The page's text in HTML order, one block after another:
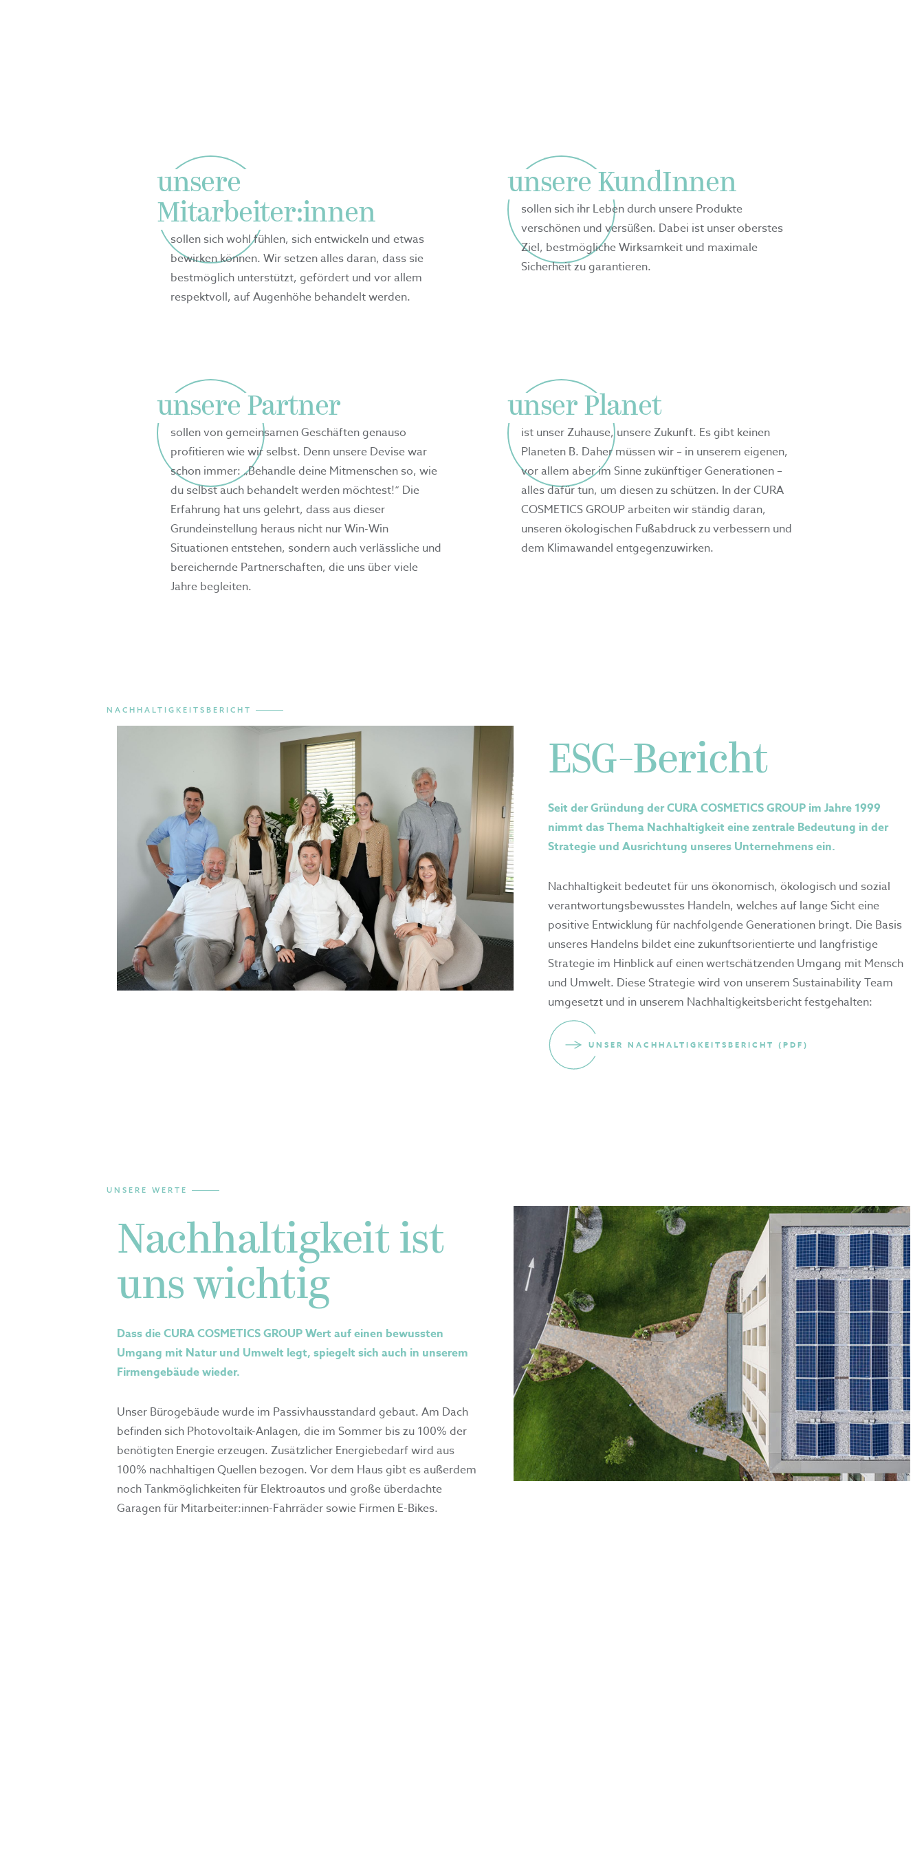
unsere
Mitarbeiter:innen
sollen sich wohl fühlen, sich entwickeln und etwas
bewirken können. Wir setzen alles daran, dass sie
bestmöglich unterstützt, gefördert und vor allem
respektvoll, auf Augenhöhe behandelt werden.
unsere KundInnen
sollen sich ihr Leben durch unsere Produkte
verschönen und versüßen. Dabei ist unser oberstes
Ziel, bestmögliche Wirksamkeit und maximale
Sicherheit zu garantieren.
unsere Partner
sollen von gemeinsamen Geschäften genauso
profitieren wie wir selbst. Denn unsere Devise war
schon immer: „Behandle deine Mitmenschen so, wie
du selbst auch behandelt werden möchtest!“ Die
Erfahrung hat uns gelehrt, dass aus dieser
Grundeinstellung heraus nicht nur Win-Win
Situationen entstehen, sondern auch verlässliche und
bereichernde Partnerschaften, die uns über viele
Jahre begleiten.
unser Planet
ist unser Zuhause, unsere Zukunft. Es gibt keinen
Planeten B. Daher müssen wir – in unserem eigenen,
vor allem aber im Sinne zukünftiger Generationen –
alles dafür tun, um diesen zu schützen. In der CURA
COSMETICS GROUP arbeiten wir ständig daran,
unseren ökologischen Fußabdruck zu verbessern und
dem Klimawandel entgegenzuwirken.
NACHHALTIGKEITSBERICHT
ESG-Bericht
Seit der Gründung der CURA COSMETICS GROUP im Jahre 1999
nimmt das Thema Nachhaltigkeit eine zentrale Bedeutung in der
Strategie und Ausrichtung unseres Unternehmens ein.
Nachhaltigkeit bedeutet für uns ökonomisch, ökologisch und sozial
verantwortungsbewusstes Handeln, welches auf lange Sicht eine
positive Entwicklung für nachfolgende Generationen bringt. Die Basis
unseres Handelns bildet eine zukunftsorientierte und langfristige
Strategie im Hinblick auf einen wertschätzenden Umgang mit Mensch
und Umwelt. Diese Strategie wird von unserem Sustainability Team
umgesetzt und in unserem Nachhaltigkeitsbericht festgehalten:
UNSER NACHHALTIGKEITSBERICHT (PDF)
UNSERE WERTE
Nachhaltigkeit ist
uns wichtig
Dass die CURA COSMETICS GROUP Wert auf einen bewussten
Umgang mit Natur und Umwelt legt, spiegelt sich auch in unserem
Firmengebäude wieder.
Unser Bürogebäude wurde im Passivhausstandard gebaut. Am Dach
befinden sich Photovoltaik-Anlagen, die im Sommer bis zu 100% der
benötigten Energie erzeugen. Zusätzlicher Energiebedarf wird aus
100% nachhaltigen Quellen bezogen. Vor dem Haus gibt es außerdem
noch Tankmöglichkeiten für Elektroautos und große überdachte
Garagen für Mitarbeiter:innen-Fahrräder sowie Firmen E-Bikes.